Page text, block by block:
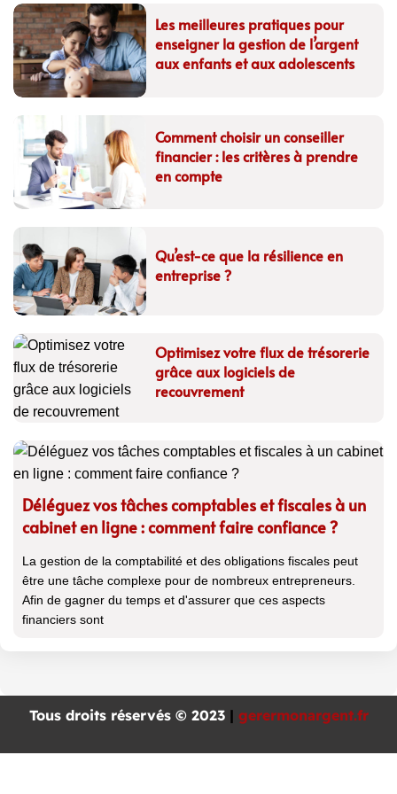
Les meilleures pratiques pour
enseigner la gestion de l’argent
aux enfants et aux adolescents
Comment choisir un conseiller
financier : les critères à prendre
en compte
Qu’est-ce que la résilience en
entreprise ?
Optimisez votre flux de trésorerie
grâce aux logiciels de
recouvrement
Déléguez vos tâches comptables et fiscales à un
cabinet en ligne : comment faire confiance ?
La gestion de la comptabilité et des obligations fiscales peut
être une tâche complexe pour de nombreux entrepreneurs.
Afin de gagner du temps et d'assurer que ces aspects
financiers sont
Tous droits réservés © 2023| gerermonargent.fr